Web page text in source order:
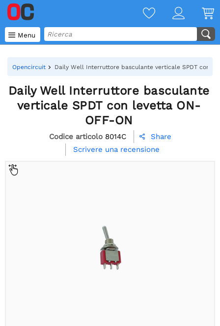
 Menu
Opencircuit Daily Well Interruttore basculante verticale SPDT con
Daily Well Interruttore basculante
verticale SPDT con levetta ON-
OFF-ON
Codice articolo 8014C 
Share
Scrivere una recensione